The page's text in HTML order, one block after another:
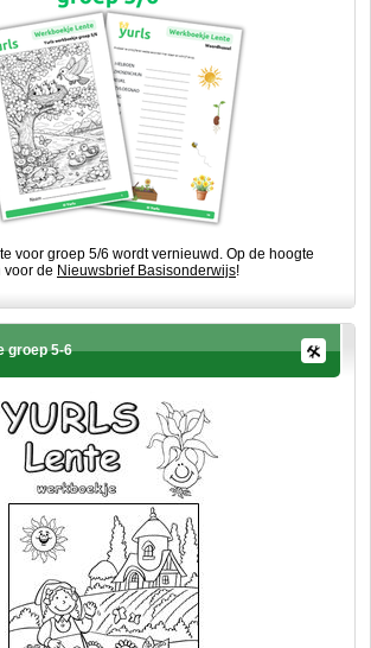
voor groep 5/6 wordt vernieuwd. Op de hoogte
voor de Nieuwsbrief Basisonderwijs!
groep 5-6